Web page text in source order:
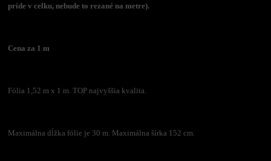
príde v celku, nebude to rezané na metre).
Cena za 1 m
Fólia 1,52 m x 1 m. TOP najvyššia kvalita.
Maximálna dĺžka fólie je 30 m. Maximálna šírka 152 cm.